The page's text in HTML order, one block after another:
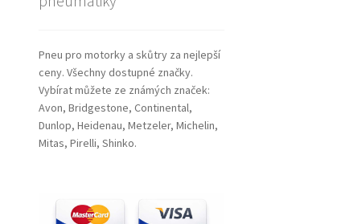
Pneu pro motorky a skůtry za nejlepší
ceny. Všechny dostupné značky.
Vybírat můžete ze známých značek:
Avon, Bridgestone, Continental,
Dunlop, Heidenau, Metzeler, Michelin,
Mitas, Pirelli, Shinko.